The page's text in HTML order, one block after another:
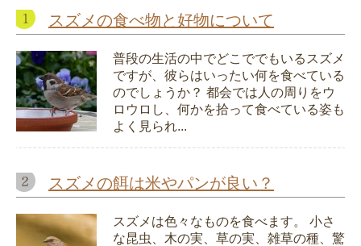
スズメの食べ物と好物について
普段の生活の中でどこででもいるスズメ
ですが、彼らはいったい何を食べている
のでしょうか？ 都会では人の周りをウ
ロウロし、何かを拾って食べている姿も
よく見られ...
スズメの餌は米やパンが良い？
スズメは色々なものを食べます。 小さ
な昆虫、木の実、草の実、雑草の種、驚